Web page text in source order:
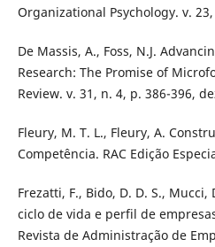
Organizational Psychology. v.
De Massis, A., Foss, N.J.
Research: The Promise of
Review. v. 31, n. 4, p. 386-396,
Fleury, M. T. L., Fleury, A.
Competência. RAC Edição
Frezatti, F., Bido, D. D. S., Mucci,
ciclo de vida e perfil de
Revista de Administração de